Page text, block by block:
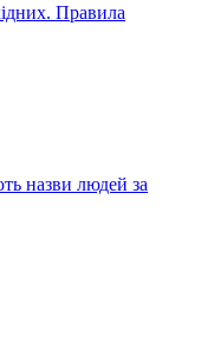
Правила
назви людей за